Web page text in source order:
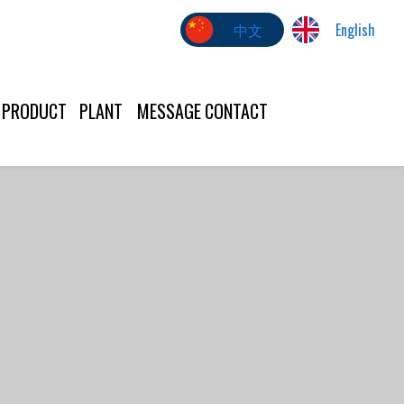
PRODUCT PLANT MESSAGECONTACT
中文 English